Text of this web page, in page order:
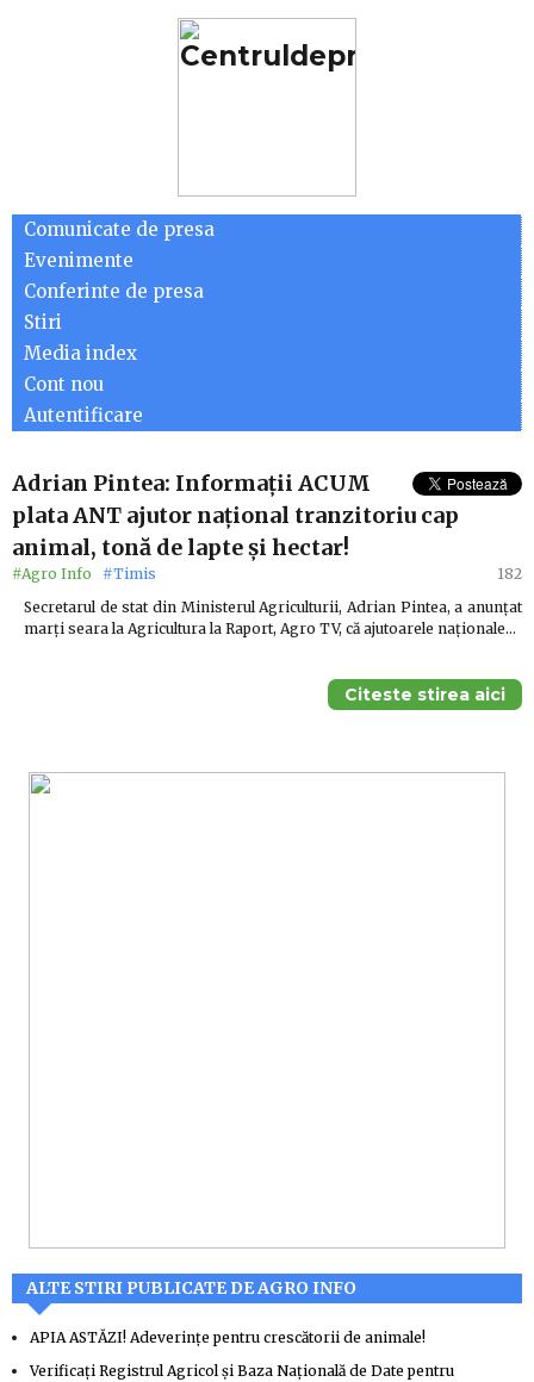
Comunicate de presa
Evenimente
Conferinte de presa
Stiri
Media index
Cont nou
Autentificare
Adrian Pintea: Informații ACUM
plata ANT ajutor național tranzitoriu cap
animal, tonă de lapte și hectar!
#Agro Info #Timis
182
Secretarul de stat din Ministerul Agriculturii, Adrian Pintea, a anunțat
marți seara la Agricultura la Raport, Agro TV, că ajutoarele naționale…
Citeste stirea aici
ALTE STIRI PUBLICATE DE AGRO INFO
APIA ASTĂZI! Adeverințe pentru crescătorii de animale!
Verificați Registrul Agricol și Baza Națională de Date pentru